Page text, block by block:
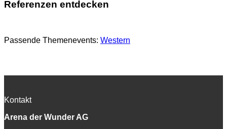
Referenzen entdecken
Passende Themenevents: Western
Kontakt
Arena der Wunder AG